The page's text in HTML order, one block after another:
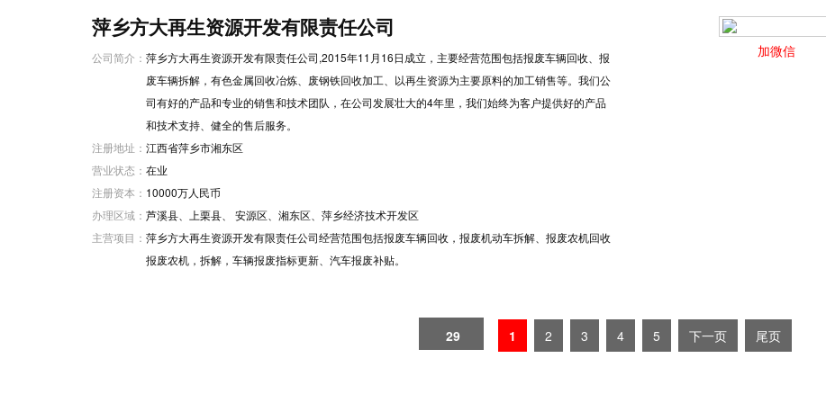
萍乡方大再生资源开发有限责任公司
公司简介： 萍乡方大再生资源开发有限责任公司,2015年11月16日成立，主要经营范围包括报废车辆回收、报
废车辆拆解，有色金属回收冶炼、废钢铁回收加工、以再生资源为主要原料的加工销售等。我们公
司有好的产品和专业的销售和技术团队，在公司发展壮大的4年里，我们始终为客户提供好的产品
和技术支持、健全的售后服务。
注册地址： 江西省萍乡市湘东区
营业状态： 在业
注册资本： 10000万人民币
办理区域： 芦溪县、上栗县、 安源区、湘东区、萍乡经济技术开发区
主营项目： 萍乡方大再生资源开发有限责任公司经营范围包括报废车辆回收，报废机动车拆解、报废农机回收
报废农机，拆解，车辆报废指标更新、汽车报废补贴。
加微信
29 1 2 3 4 5 下一页 尾页